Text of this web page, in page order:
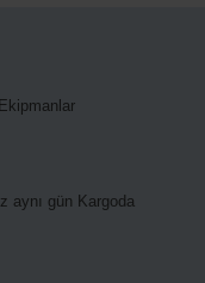
aynı gün Kargoda